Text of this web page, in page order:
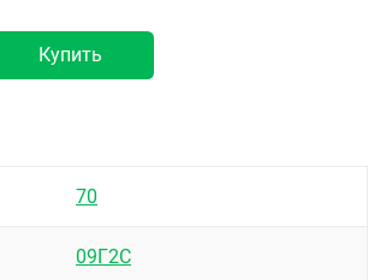
Купить
70
09Г2С